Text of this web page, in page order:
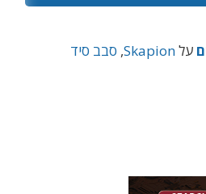
עלSkapion
, סבב סיד